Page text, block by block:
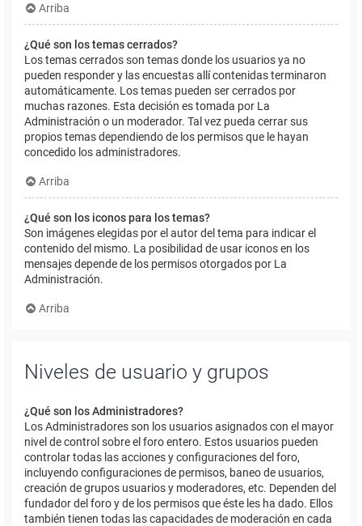
Arriba
¿Qué son los temas cerrados?
Los temas cerrados son temas donde los usuarios ya no
pueden responder y las encuestas allí contenidas terminaron
automáticamente. Los temas pueden ser cerrados por
muchas razones. Esta decisión es tomada por La
Administración o un moderador. Tal vez pueda cerrar sus
propios temas dependiendo de los permisos que le hayan
concedido los administradores.
Arriba
¿Qué son los iconos para los temas?
Son imágenes elegidas por el autor del tema para indicar el
contenido del mismo. La posibilidad de usar iconos en los
mensajes depende de los permisos otorgados por La
Administración.
Arriba
Niveles de usuario y grupos
¿Qué son los Administradores?
Los Administradores son los usuarios asignados con el mayor
nivel de control sobre el foro entero. Estos usuarios pueden
controlar todas las acciones y configuraciones del foro,
incluyendo configuraciones de permisos, baneo de usuarios,
creación de grupos usuarios y moderadores, etc. Dependen del
fundador del foro y de los permisos que éste les ha dado. Ellos
también tienen todas las capacidades de moderación en cada